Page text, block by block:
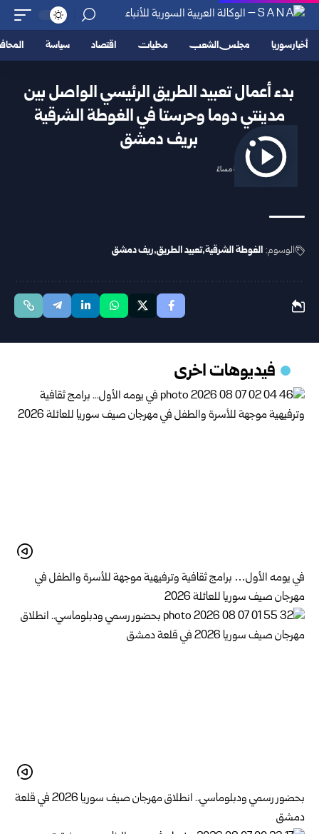
أخبار سوريا مجلس الشعب محليات اقتصاد سياسة
بدء أعمال تعبيد الطريق الرئيسي الواصل بين
مدينتي دوما وحرستا في الغوطة الشرقية
بريف دمشق
2025/10/26 8:12 مساءً
الوسوم: الغوطة الشرقية تعبيد الطريق ريف دمشق
فيديوهات اخرى
في يومه الأول… برامج ثقافية وترفيهية موجهة للأسرة والطفل في
مهرجان صيف سوريا للعائلة 2026
بحضور رسمي ودبلوماسي.. انطلاق مهرجان صيف سوريا 2026 في قلعة
دمشق